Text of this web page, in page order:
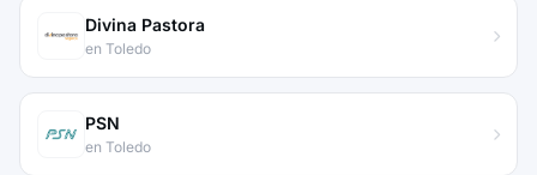
Divina Pastora
en Toledo
PSN
en Toledo